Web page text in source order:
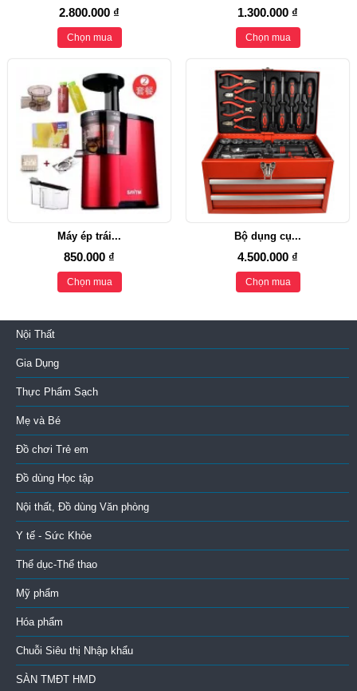
2.800.000 ₫
Chọn mua
1.300.000 ₫
Chọn mua
Máy ép trái...
850.000 ₫
Chọn mua
Bộ dụng cụ...
4.500.000 ₫
Chọn mua
Nội Thất
Gia Dụng
Thực Phẩm Sạch
Mẹ và Bé
Đồ chơi Trẻ em
Đồ dùng Học tập
Nội thất, Đồ dùng Văn phòng
Y tế - Sức Khỏe
Thể dục-Thể thao
Mỹ phẩm
Hóa phẩm
Chuỗi Siêu thị Nhập khẩu
SÀN TMĐT HMD